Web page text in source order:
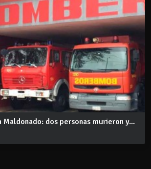
Maldonado: dos personas murieron y...